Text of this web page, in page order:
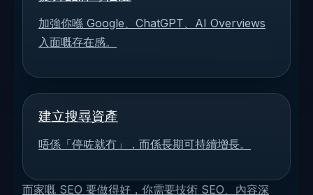
加強你喺 Google、ChatGPT、AI Overviews
入面嘅存在感。
建立搜尋資產
唔係「停咗就冇」，而係長期可持續增長。
而家嘅 SEO 要做得好，你需要技術 SEO、內容深